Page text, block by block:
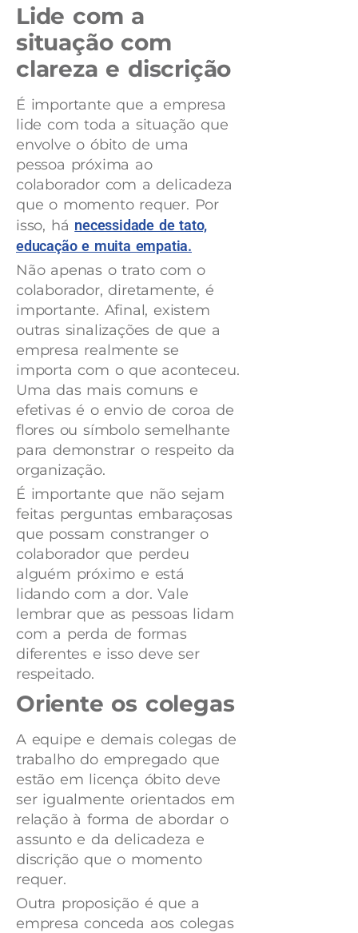
Lide com a
situação com
clareza e discrição
É importante que a empresa
lide com toda a situação que
envolve o óbito de uma
pessoa próxima ao
colaborador com a delicadeza
que o momento requer. Por
isso, há necessidade de tato,
educação e muita empatia.
Não apenas o trato com o
colaborador, diretamente, é
importante. Afinal, existem
outras sinalizações de que a
empresa realmente se
importa com o que aconteceu.
Uma das mais comuns e
efetivas é o envio de coroa de
flores ou símbolo semelhante
para demonstrar o respeito da
organização.
É importante que não sejam
feitas perguntas embaraçosas
que possam constranger o
colaborador que perdeu
alguém próximo e está
lidando com a dor. Vale
lembrar que as pessoas lidam
com a perda de formas
diferentes e isso deve ser
respeitado.
Oriente os colegas
A equipe e demais colegas de
trabalho do empregado que
estão em licença óbito deve
ser igualmente orientados em
relação à forma de abordar o
assunto e da delicadeza e
discrição que o momento
requer.
Outra proposição é que a
empresa conceda aos colegas